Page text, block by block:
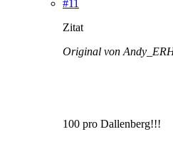
#11
Zitat
Original von
100 pro Dallenberg!!!